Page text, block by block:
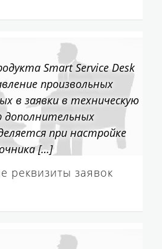
Smart Service Desk
произвольных
в заявки в техническую
дополнительных
при настройке
[…]
реквизиты заявок